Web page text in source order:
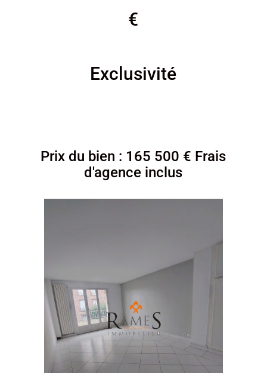
€
Exclusivité
Prix du bien : 165 500 € Frais
d'agence inclus